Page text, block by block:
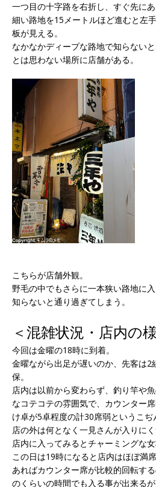
一つ目の十字路を右折し、すぐ先に
細い路地を15メートルほど進むと左
板が見える。
なかなかディープな路地で知らない
とは思わない場所に店舗がある。
こちらが店舗外観。
野毛の中でもさらに一本狭い路地に
知らないと通り過ぎてしまう。
＜混雑状況・店内の
今回は金曜の18時に到着。
金曜ながら出足が遅いのか、先客は2
保。
店内は以前から変わらず、釣り竿や
なコテコテの雰囲気で、カウンター
け卓が5卓程度の計30席弱というこぢ
店の外は何となく一見さんが入りに
店内に入ってみるとチャーミングな
この日は19時になると店内はほぼ満
あればカウンター席が比較的回転す
のくらいの時間でも入る事が出来る